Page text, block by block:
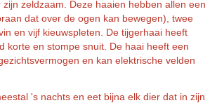
zeldzaam. Deze haaien hebben allen een
dat over de ogen kan bewegen), twee
en vijf kieuwspleten. De tijgerhaai heeft
korte en stompe snuit. De haai heeft een
en kan elektrische velden
's nachts en eet bijna elk dier dat in zijn